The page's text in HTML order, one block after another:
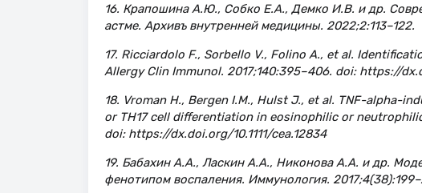
16. Крапошина А.Ю., Собко Е.А., Демко И.В. и др.
астме. Архивъ внутренней медицины. 2022;2:113–122.
17. Ricciardolo F., Sorbello V., Folino A., et al.
Allergy Clin Immunol. 2017;140:395–406. doi: https://
18. Vroman H., Bergen I.M., Hulst J., et al. TNF-alpha-
or TH17 cell differentiation in eosinophilic or
doi: https://dx.doi.org/10.1111/cea.12834
19. Бабахин А.А., Ласкин А.А., Никонова А.А. и др.
фенотипом воспаления. Иммунология.